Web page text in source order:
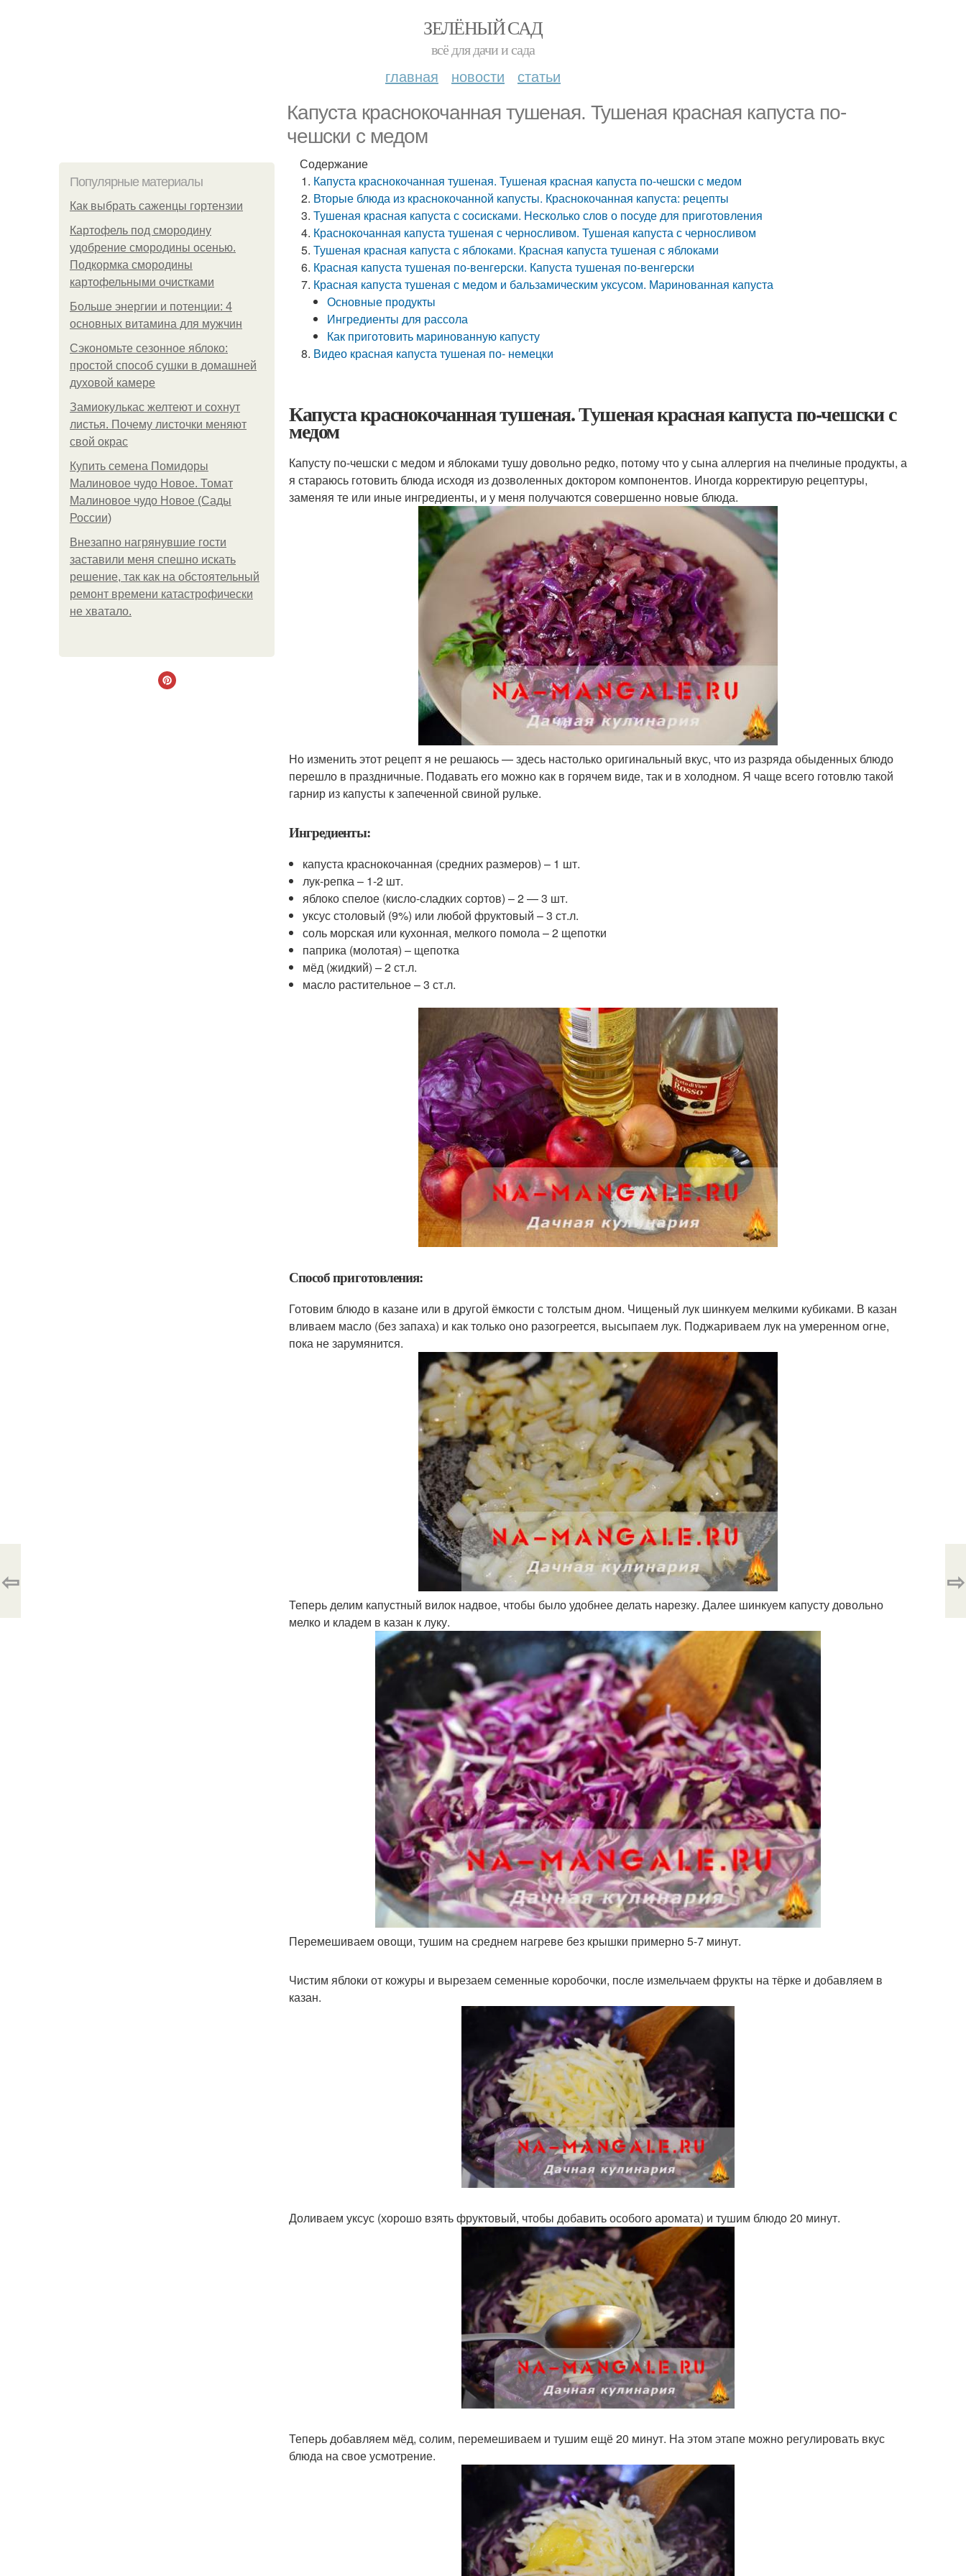
ЗЕЛЁНЫЙ САД
всё для дачи и сада
главная новости статьи
Капуста краснокочанная тушеная. Тушеная красная капуста по-
чешски с медом
Популярные материалы
Как выбрать саженцы гортензии
Картофель под смородину
удобрение смородины осенью.
Подкормка смородины
картофельными очистками
Больше энергии и потенции: 4
основных витамина для мужчин
Сэкономьте сезонное яблоко:
простой способ сушки в домашней
духовой камере
Замиокулькас желтеют и сохнут
листья. Почему листочки меняют
свой окрас
Купить семена Помидоры
Малиновое чудо Новое. Томат
Малиновое чудо Новое (Сады
России)
Внезапно нагрянувшие гости
заставили меня спешно искать
решение, так как на обстоятельный
ремонт времени катастрофически
не хватало.
Содержание
Капуста краснокочанная тушеная. Тушеная красная капуста по-чешски с медом
Вторые блюда из краснокочанной капусты. Краснокочанная капуста: рецепты
Тушеная красная капуста с сосисками. Несколько слов о посуде для приготовления
Краснокочанная капуста тушеная с черносливом. Тушеная капуста с черносливом
Тушеная красная капуста с яблоками. Красная капуста тушеная с яблоками
Красная капуста тушеная по-венгерски. Капуста тушеная по-венгерски
Красная капуста тушеная с медом и бальзамическим уксусом. Маринованная капуста
Основные продукты
Ингредиенты для рассола
Как приготовить маринованную капусту
Видео красная капуста тушеная по- немецки
Капуста краснокочанная тушеная. Тушеная красная капуста по-чешски с
медом
Капусту по-чешски с медом и яблоками тушу довольно редко, потому что у сына аллергия на пчелиные продукты, а
я стараюсь готовить блюда исходя из дозволенных доктором компонентов. Иногда корректирую рецептуры,
заменяя те или иные ингредиенты, и у меня получаются совершенно новые блюда.
Но изменить этот рецепт я не решаюсь — здесь настолько оригинальный вкус, что из разряда обыденных блюдо
перешло в праздничные. Подавать его можно как в горячем виде, так и в холодном. Я чаще всего готовлю такой
гарнир из капусты к запеченной свиной рульке.
Ингредиенты:
капуста краснокочанная (средних размеров) – 1 шт.
лук-репка – 1-2 шт.
яблоко спелое (кисло-сладких сортов) – 2 — 3 шт.
уксус столовый (9%) или любой фруктовый – 3 ст.л.
соль морская или кухонная, мелкого помола – 2 щепотки
паприка (молотая) – щепотка
мёд (жидкий) – 2 ст.л.
масло растительное – 3 ст.л.
Способ приготовления:
Готовим блюдо в казане или в другой ёмкости с толстым дном. Чищеный лук шинкуем мелкими кубиками. В казан
вливаем масло (без запаха) и как только оно разогреется, высыпаем лук. Поджариваем лук на умеренном огне,
пока не зарумянится.
Теперь делим капустный вилок надвое, чтобы было удобнее делать нарезку. Далее шинкуем капусту довольно
мелко и кладем в казан к луку.
Перемешиваем овощи, тушим на среднем нагреве без крышки примерно 5-7 минут.
Чистим яблоки от кожуры и вырезаем семенные коробочки, после измельчаем фрукты на тёрке и добавляем в
казан.
Доливаем уксус (хорошо взять фруктовый, чтобы добавить особого аромата) и тушим блюдо 20 минут.
Теперь добавляем мёд, солим, перемешиваем и тушим ещё 20 минут. На этом этапе можно регулировать вкус
блюда на свое усмотрение.
⇦ ⇨